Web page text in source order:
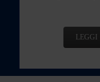
LEGGI